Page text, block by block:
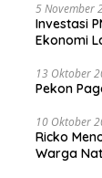
5 November
Investasi
Ekonomi
13 Oktober
Pekon
10 Oktober
Ricko
Warga